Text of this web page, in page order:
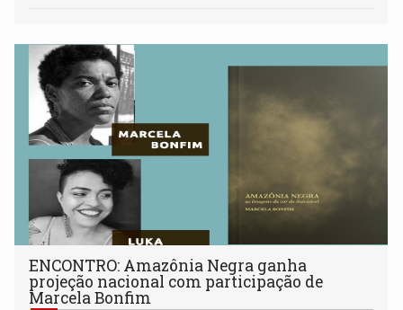
ENCONTRO: Amazônia Negra ganha
projeção nacional com participação de
Marcela Bonfim